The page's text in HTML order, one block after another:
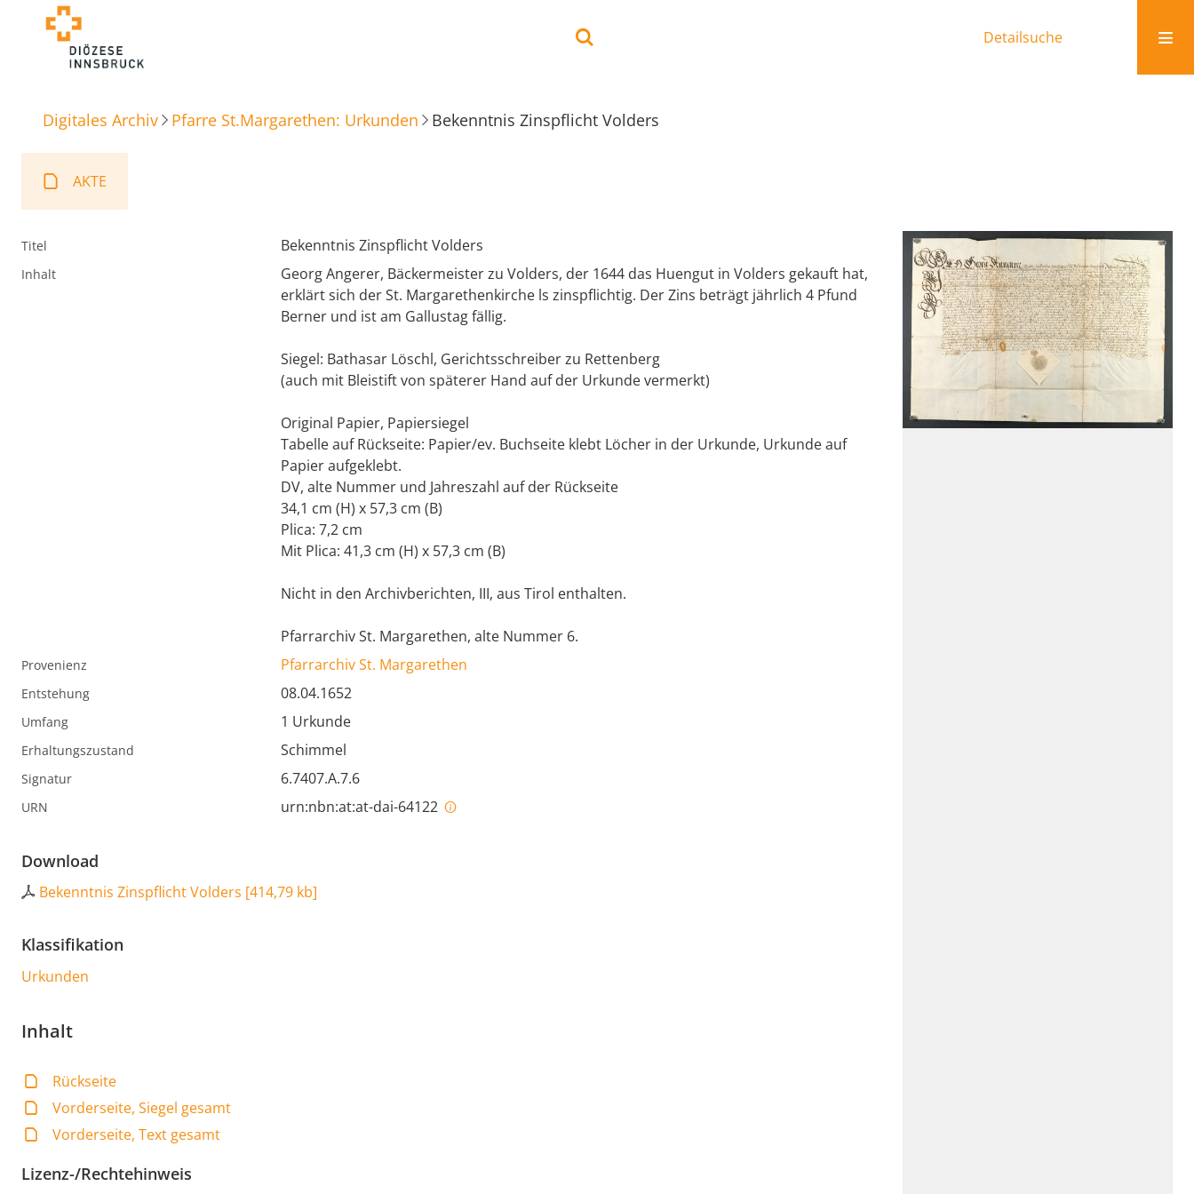
Detailsuche
Digitales Archiv Pfarre St.Margarethen: Urkunden Bekenntnis Zinspflicht Volders
AKTE
Titel Bekenntnis Zinspflicht Volders
Inhalt
Georg Angerer, Bäckermeister zu Volders, der 1644 das Huengut in Volders gekauft hat,
erklärt sich der St. Margarethenkirche ls zinspflichtig. Der Zins beträgt jährlich 4 Pfund
Berner und ist am Gallustag fällig.
Siegel: Bathasar Löschl, Gerichtsschreiber zu Rettenberg
(auch mit Bleistift von späterer Hand auf der Urkunde vermerkt)
Original Papier, Papiersiegel
Tabelle auf Rückseite: Papier/ev. Buchseite klebt Löcher in der Urkunde, Urkunde auf
Papier aufgeklebt.
DV, alte Nummer und Jahreszahl auf der Rückseite
34,1 cm (H) x 57,3 cm (B)
Plica: 7,2 cm
Mit Plica: 41,3 cm (H) x 57,3 cm (B)
Nicht in den Archivberichten, III, aus Tirol enthalten.
Pfarrarchiv St. Margarethen, alte Nummer 6.
Provenienz Pfarrarchiv St. Margarethen
Entstehung 08.04.1652
Umfang 1 Urkunde
Erhaltungszustand Schimmel
Signatur 6.7407.A.7.6
URN urn:nbn:at:at-dai-64122
Download
Bekenntnis Zinspflicht Volders [414,79 kb]
Klassifikation
Urkunden
Inhalt
Rückseite
Vorderseite, Siegel gesamt
Vorderseite, Text gesamt
Lizenz-/Rechtehinweis